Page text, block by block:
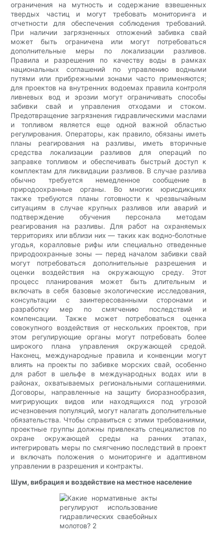
ограничения на мутность и содержание взвешенных
твердых частиц и могут требовать мониторинга и
отчетности для обеспечения соблюдения требований.
При наличии загрязненных отложений забивка свай
может быть ограничена или могут потребоваться
дополнительные меры по локализации разливов.
Правила и разрешения по качеству воды в рамках
национальных соглашений по управлению водными
путями или прибрежными зонами часто применяются;
для проектов на внутренних водоемах правила контроля
ливневых вод и эрозии могут ограничивать способы
забивки свай и управления отходами и стоком.
Предотвращение загрязнения гидравлическими маслами
и топливом является еще одной важной областью
регулирования. Операторы, как правило, обязаны иметь
планы реагирования на разливы, иметь вторичные
средства локализации разливов для операций по
заправке топливом и обеспечивать быстрый доступ к
комплектам для ликвидации разливов. В случае разлива
обычно требуется немедленное сообщение в
природоохранные органы. Во многих юрисдикциях
также требуются планы готовности к чрезвычайным
ситуациям в случае крупных разливов или аварий и
подтверждение обучения персонала методам
реагирования на разливы. Для работ на охраняемых
территориях или вблизи них — таких как водно-болотные
угодья, коралловые рифы или специально отведенные
природоохранные зоны — перед началом забивки свай
могут потребоваться дополнительные разрешения и
оценки воздействия на окружающую среду. Этот
процесс планирования может быть длительным и
включать в себя базовые экологические исследования,
консультации с заинтересованными сторонами и
разработку мер по смягчению последствий и
компенсации. Также может потребоваться оценка
совокупного воздействия от нескольких проектов, при
этом регулирующие органы могут потребовать более
широкого плана управления окружающей средой.
Наконец, международные правила и конвенции могут
влиять на проекты по забивке морских свай, особенно
для работ в шельфе в международных водах или в
районах, охватываемых региональными соглашениями.
Договоры, направленные на защиту биоразнообразия,
мигрирующих видов или находящихся под угрозой
исчезновения популяций, могут налагать дополнительные
обязательства. Чтобы справиться с этими требованиями,
проектные группы должны привлекать специалистов по
охране окружающей среды на ранних этапах,
интегрировать меры по смягчению последствий в проект
и включать положения о мониторинге и адаптивном
управлении в разрешения и контракты.
Шум, вибрация и воздействие на местное население